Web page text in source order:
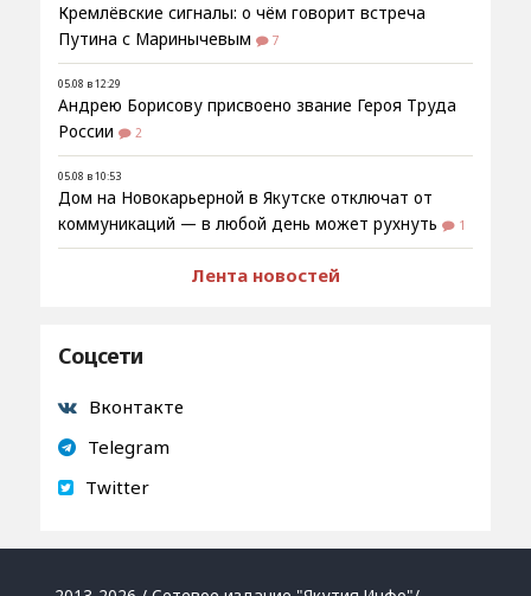
Кремлёвские сигналы: о чём говорит встреча
Путина с Маринычевым
7
05.08 в 12:29
Андрею Борисову присвоено звание Героя Труда
России
2
05.08 в 10:53
Дом на Новокарьерной в Якутске отключат от
коммуникаций — в любой день может рухнуть
1
Лента новостей
Соцсети
Вконтакте
Telegram
Twitter